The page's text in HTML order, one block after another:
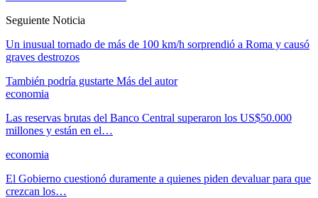
Seguiente Noticia
Un inusual tornado de más de 100 km/h sorprendió a Roma y causó
graves destrozos
También podría gustarte Más del autor
economia
Las reservas brutas del Banco Central superaron los US$50.000
millones y están en el…
economia
El Gobierno cuestionó duramente a quienes piden devaluar para que
crezcan los…